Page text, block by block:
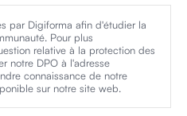
par Digiforma afin d'étudier la
Pour plus
relative à la protection des
notre DPO à l'adresse
connaissance de notre
sur notre site web.